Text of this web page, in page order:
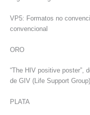
VP5: Formatos no
convencional
ORO
“The HIV positive poster”,
de GIV (Life Support
PLATA